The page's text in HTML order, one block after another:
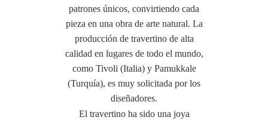
patrones únicos, convirtiendo cada
pieza en una obra de arte natural. La
producción de travertino de alta
calidad en lugares de todo el mundo,
como Tivoli (Italia) y Pamukkale
(Turquía), es muy solicitada por los
diseñadores.
El travertino ha sido una joya